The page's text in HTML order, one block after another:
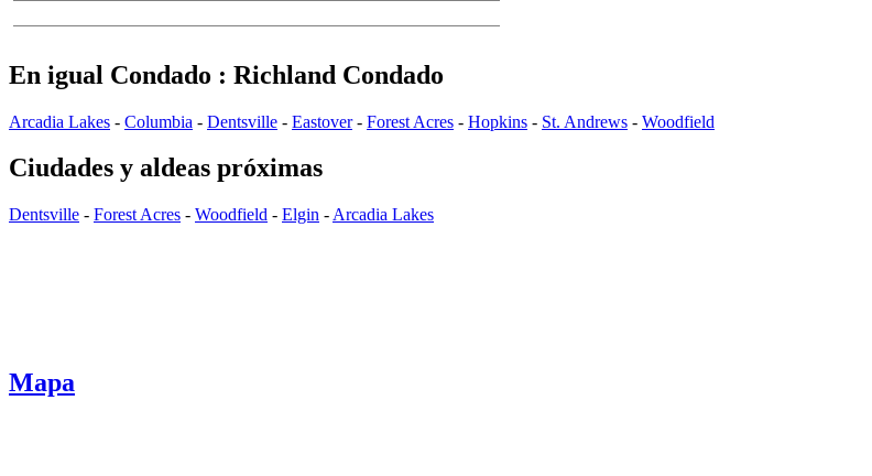
En igual Condado : Richland Condado
Arcadia Lakes - Columbia - Dentsville - Eastover- Forest Acres - Hopkins - St. Andrews - Woodfield
Ciudades y aldeas próximas
Dentsville - Forest Acres - Woodfield - Elgin - Arcadia Lakes
Mapa